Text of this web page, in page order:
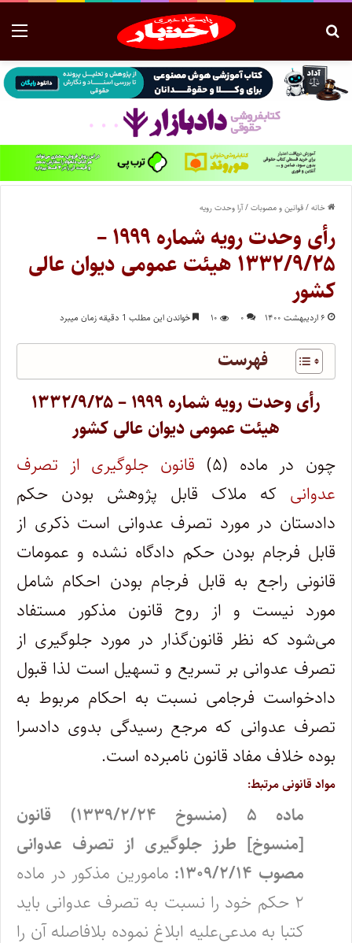
خانه/قوانین و مصوبات/آرا وحدت رویه
رأی وحدت رویه شماره ۱۹۹۹ –
۱۳۳۲/۹/۲۵ هیئت عمومی دیوان عالی
کشور
۶ اردیبهشت ۱۴۰۰ ۰ ۱۰ خواندن این مطلب 1 دقیقه زمان میبرد
فهرست
رأی وحدت رویه شماره ۱۹۹۹ – ۱۳۳۲/۹/۲۵
هیئت عمومی دیوان عالی کشور
چون در ماده (۵)
قانون جلوگیری از تصرف
عدوانی که ملاک قابل پژوهش بودن حکم
دادستان در مورد تصرف عدوانی است ذکری از
قابل فرجام بودن حکم دادگاه نشده و عمومات
قانونی راجع به قابل فرجام بودن احکام شامل
مورد نیست و از روح قانون مذکور مستفاد
می‌شود که نظر قانون‌گذار در مورد جلوگیری از
تصرف عدوانی بر تسریع و تسهیل است لذا قبول
دادخواست فرجامی نسبت به احکام مربوط به
تصرف عدوانی که مرجع رسیدگی بدوی دادسرا
بوده خلاف مفاد قانون نامبرده است.
مواد قانونی مرتبط:
ماده ۵ (منسوخ ۱۳۳۹/۲/۲۴) قانون
[منسوخ] طرز جلوگیری از تصرف عدوانی
مصوب ۱۳۰۹/۲/۱۴:
مامورین مذکور در ماده
۲ حکم خود را نسبت به تصرف عدوانی باید
کتبا به مدعی‌علیه ابلاغ نموده بلافاصله آن را